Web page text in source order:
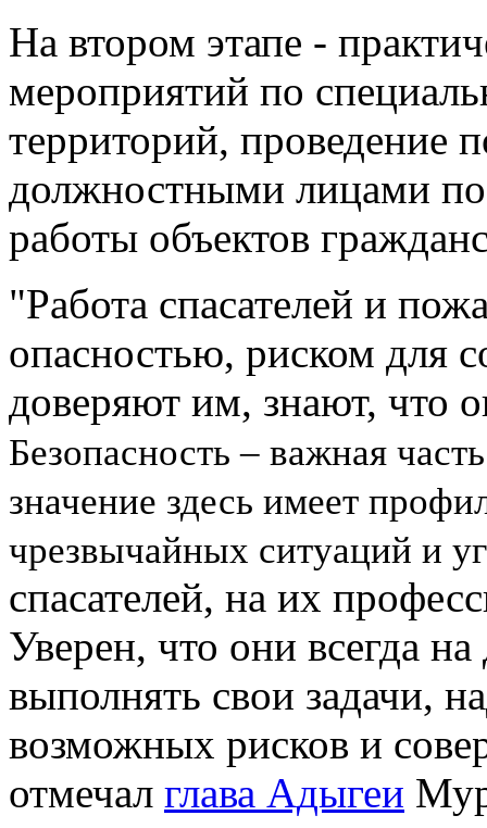
На втором этапе -
мероприятий по
территорий, проведение
должностными лицами
работы объектов
"Работа спасателей и
опасностью, риском для
доверяют им, знают, что
Безопасность – важная
значение здесь имеет
чрезвычайных ситуаций и
спасателей, на их
Уверен, что они всегда
выполнять свои задачи,
возможных рисков и
отмечал глава Адыгеи